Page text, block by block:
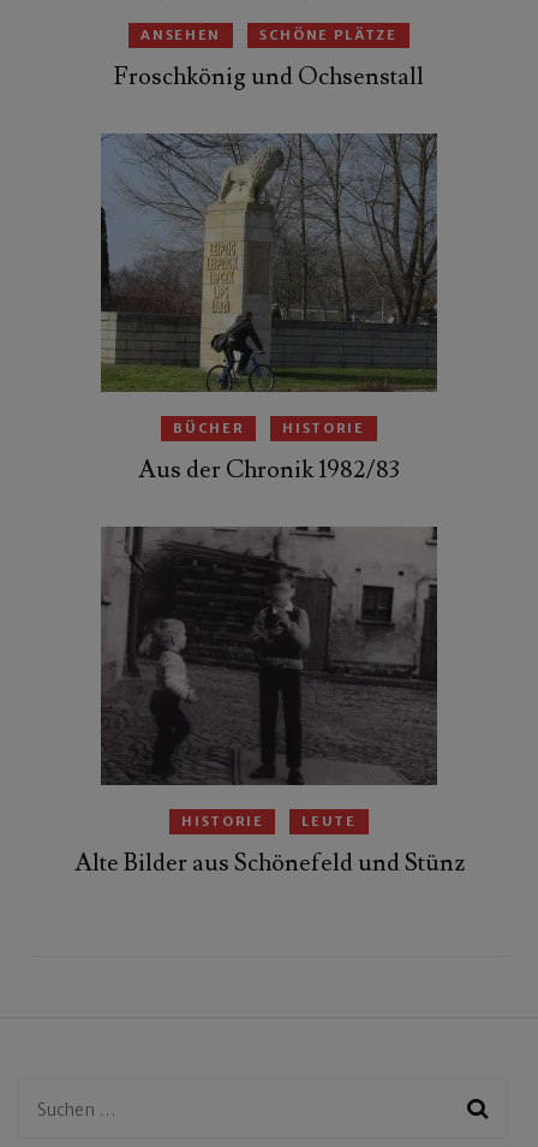
ANSEHEN SCHÖNE PLÄTZE
Froschkönig und Ochsenstall
BÜCHER HISTORIE
Aus der Chronik 1982/83
HISTORIE LEUTE
Alte Bilder aus Schönefeld und Stünz
Suchen